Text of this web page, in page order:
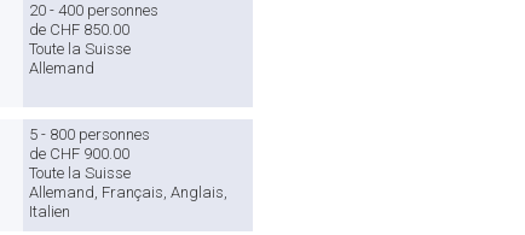
20 - 400 personnes
de CHF 850.00
Toute la Suisse
Allemand
5 - 800 personnes
de CHF 900.00
Toute la Suisse
Allemand, Français, Anglais,
Italien